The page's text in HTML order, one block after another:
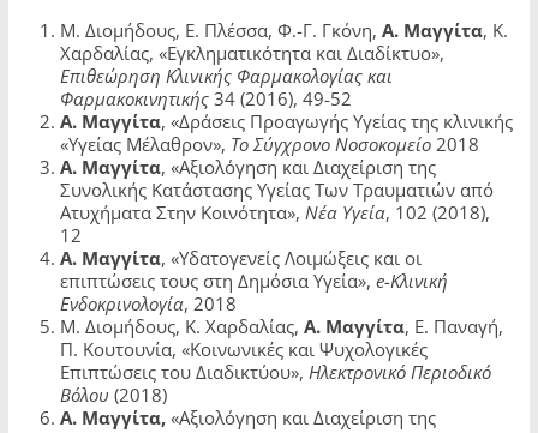
Μ. Διομήδους, Ε. Πλέσσα, Φ.-Γ. Γκόνη, Α. Μαγγίτα, Κ.
Χαρδαλίας, «Εγκληματικότητα και Διαδίκτυο»,
Επιθεώρηση Κλινικής Φαρμακολογίας και
Φαρμακοκινητικής34 (2016), 49-52
Α. Μαγγίτα, «Δράσεις Προαγωγής Υγείας της κλινικής
«Υγείας Μέλαθρον», Το Σύγχρονο Νοσοκομείο2018
Α. Μαγγίτα, «Αξιολόγηση και Διαχείριση της
Συνολικής Κατάστασης Υγείας Των Τραυματιών από
Ατυχήματα Στην Κοινότητα», Νέα Υγεία, 102 (2018),
12
Α. Μαγγίτα, «Υδατογενείς Λοιμώξεις και οι
επιπτώσεις τους στη Δημόσια Υγεία», e-Κλινική
Ενδοκρινολογία, 2018
Μ. Διομήδους, Κ. Χαρδαλίας, Α. Μαγγίτα, Ε. Παναγή,
Π. Κουτουνία, «Κοινωνικές και Ψυχολογικές
Επιπτώσεις του Διαδικτύου», Ηλεκτρονικό Περιοδικό
Βόλου (2018)
Α. Μαγγίτα,«Αξιολόγηση και Διαχείριση της